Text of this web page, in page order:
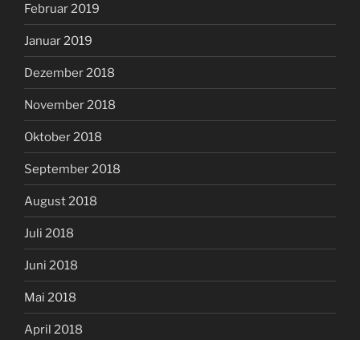
Februar 2019
Januar 2019
Dezember 2018
November 2018
Oktober 2018
September 2018
August 2018
Juli 2018
Juni 2018
Mai 2018
April 2018